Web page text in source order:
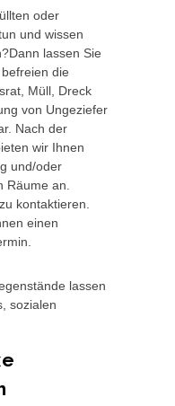
oder
und wissen
lassen Sie
die
Müll, Dreck
von Ungeziefer
Nach der
wir Ihnen
und/oder
Räume an.
kontaktieren.
einen
lassen
sozialen